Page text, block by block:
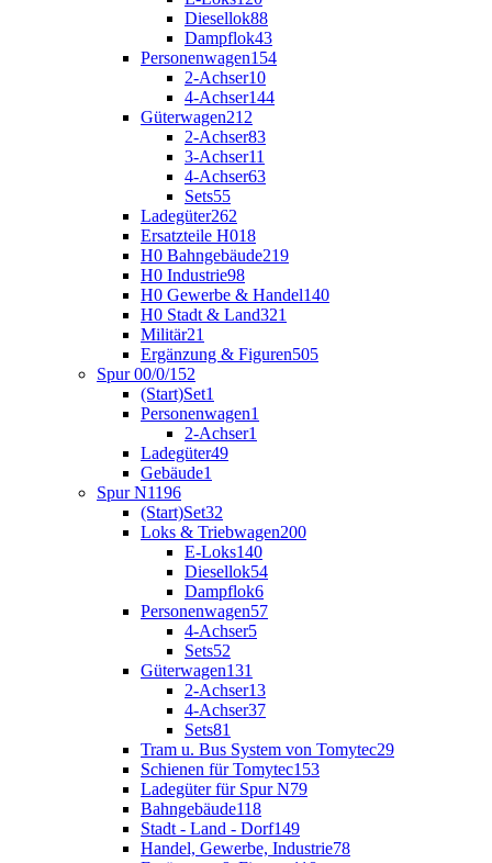
Diesellok88
Dampflok43
Personenwagen154
2-Achser10
4-Achser144
Güterwagen212
2-Achser83
3-Achser11
4-Achser63
Sets55
Ladegüter262
Ersatzteile H018
H0 Bahngebäude219
H0 Industrie98
H0 Gewerbe & Handel140
H0 Stadt & Land321
Militär21
Ergänzung & Figuren505
Spur 00/0/1 52
(Start)Set1
Personenwagen1
2-Achser1
Ladegüter49
Gebäude1
Spur N1196
(Start)Set32
Loks & Triebwagen200
E-Loks140
Diesellok54
Dampflok6
Personenwagen57
4-Achser5
Sets52
Güterwagen131
2-Achser13
4-Achser37
Sets81
Tram u. Bus System von Tomytec29
Schienen für Tomytec153
Ladegüter für Spur N79
Bahngebäude118
Stadt - Land - Dorf149
Handel, Gewerbe, Industrie78